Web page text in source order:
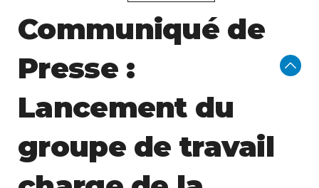
Communiqué de
Presse :
Lancement du
groupe de travail